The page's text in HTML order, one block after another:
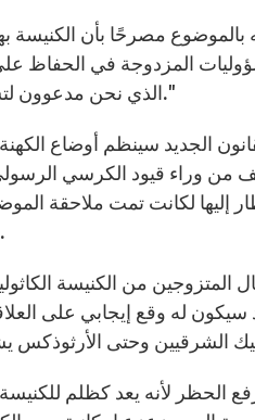
بالموضوع مصرحًا بأن
المزدوجة في الحفاظ
الذي نحن مدعوون لتشكيله، نحن بحاجة الى قدر من الحرية."
الجديد سينظم أوضاع
من وراء قيود الكرسي
إليها لكانت تمت ملاحقة
الأفضل طلب السماح على طلب الإذن.
من الكنيسة
سيكون له وقع إيجابي على
لأنه يعد كظلم للكنيسة